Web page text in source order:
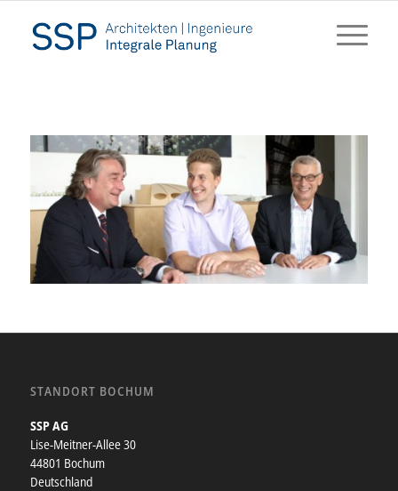
STANDORT BOCHUM
SSP AG
Lise-Meitner-Allee 30
44801 Bochum
Deutschland